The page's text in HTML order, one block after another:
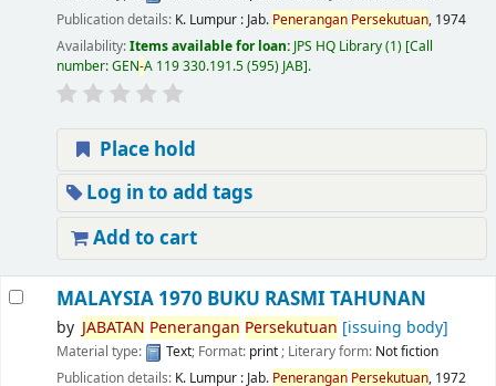
Publication details: K. Lumpur : Jab. Penerangan Persekutuan, 1974
Availability:Items available for loan: JPS HQ Library(1) Call
number:GEN-A 119 330.191.5 (595) JAB .
Place hold
Log in to add tags
Add to cart
MALAYSIA 1970 BUKU RASMI TAHUNAN
by JABATAN Penerangan Persekutuan [issuing body]
Material type: Text; Format: print; Literary form: Not fiction
Publication details: K. Lumpur : Jab. Penerangan Persekutuan, 1972